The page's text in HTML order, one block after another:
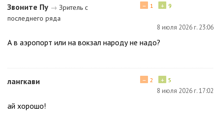
Звоните Пу → Зритель с
последнего ряда
+ 9
− 1
8 июля 2026 г. 23:06
А в аэропорт или на вокзал народу не надо?
лангкави + 5
− 2
8 июля 2026 г. 17:02
ай хорошо!